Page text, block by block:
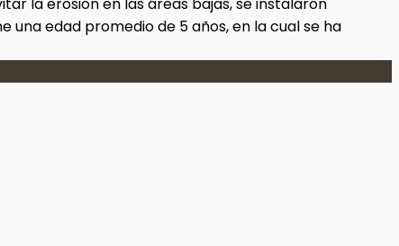
edad promedio de 5 años, en la cual se ha